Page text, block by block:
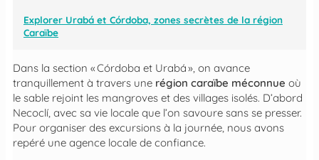
Explorer Urabá et Córdoba, zones secrètes de la région
Caraïbe
Dans la section « Córdoba et Urabá », on avance
tranquillement à travers une région caraïbe méconnue où
le sable rejoint les mangroves et des villages isolés. D’abord
Necoclí, avec sa vie locale que l’on savoure sans se presser.
Pour organiser des excursions à la journée, nous avons
repéré une agence locale de confiance.